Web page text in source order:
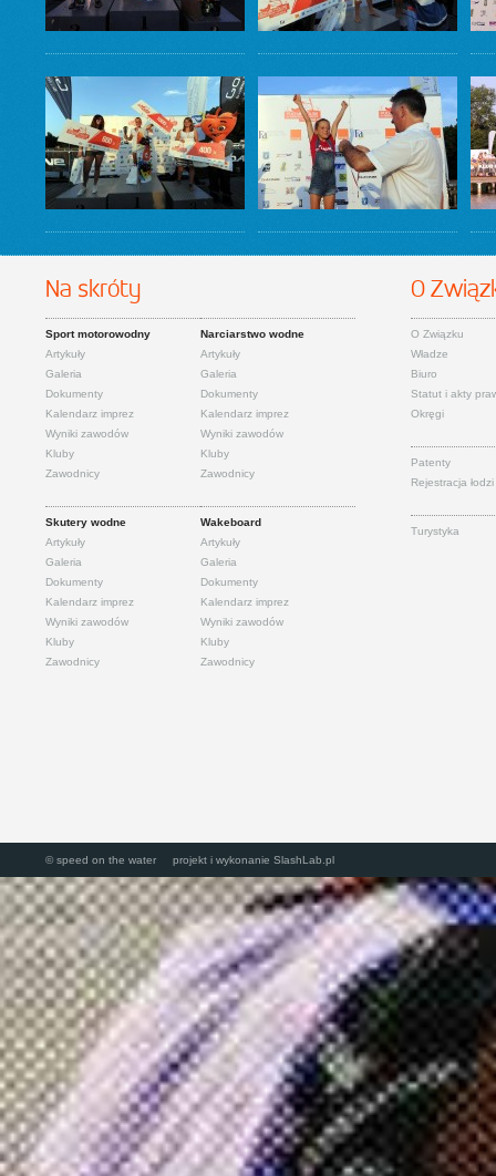
Na skróty
Sport motorowodny
Artykuły
Galeria
Dokumenty
Kalendarz imprez
Wyniki zawodów
Kluby
Zawodnicy
Narciarstwo wodne
Artykuły
Galeria
Dokumenty
Kalendarz imprez
Wyniki zawodów
Kluby
Zawodnicy
Skutery wodne
Artykuły
Galeria
Dokumenty
Kalendarz imprez
Wyniki zawodów
Kluby
Zawodnicy
Wakeboard
Artykuły
Galeria
Dokumenty
Kalendarz imprez
Wyniki zawodów
Kluby
Zawodnicy
O
O Związku
Władze
Biuro
Statut i akty
Okręgi
Patenty
Rejestracja łodzi
Turystyka
© speed on the water projekt i wykonanie SlashLab.pl